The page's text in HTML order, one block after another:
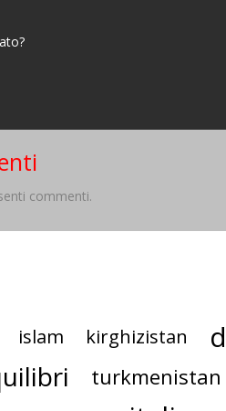
commenti.
islam kirghizistan
turkmenistan